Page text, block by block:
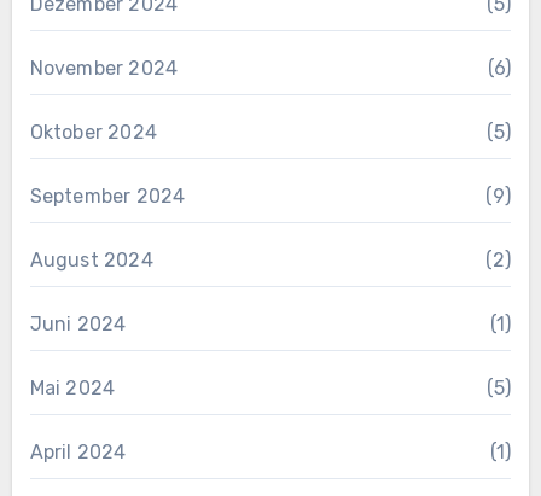
November 2024 (6)
Oktober 2024 (5)
September 2024 (9)
August 2024 (2)
Juni 2024 (1)
Mai 2024 (5)
April 2024 (1)